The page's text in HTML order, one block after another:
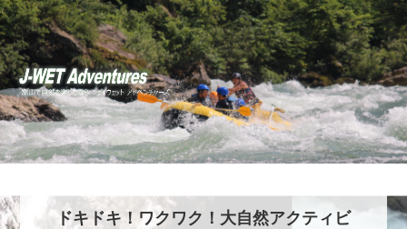
ドキドキ！ワクワク！大自然アクティビ